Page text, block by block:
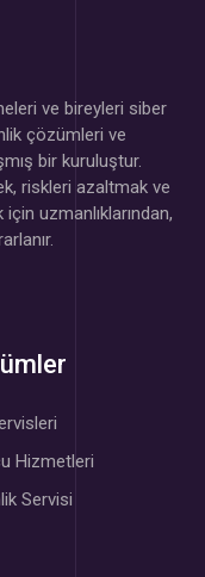
ve bireyleri siber
çözümleri ve
bir kuruluştur.
riskleri azaltmak ve
uzmanlıklarından,
Hizmetleri
Servisi